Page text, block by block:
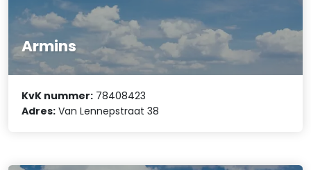
Armins
KvK nummer: 78408423
Adres: Van Lennepstraat 38